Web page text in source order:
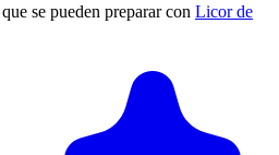
se pueden preparar con Licor de